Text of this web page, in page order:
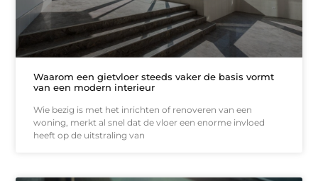
Waarom een gietvloer steeds vaker de basis vormt
van een modern interieur
Wie bezig is met het inrichten of renoveren van een
woning, merkt al snel dat de vloer een enorme invloed
heeft op de uitstraling van